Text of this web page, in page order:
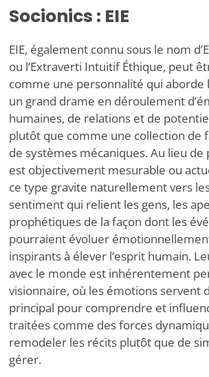
Socionics : EIE
EIE, également connu sous le nom
ou l’Extraverti Intuitif Éthique, peut
comme une personnalité qui aborde
un grand drame en déroulement
humaines, de relations et de
plutôt que comme une collection de
de systèmes mécaniques. Au lieu de
est objectivement mesurable ou
ce type gravite naturellement vers
sentiment qui relient les gens, les
prophétiques de la façon dont les
pourraient évoluer
inspirants à élever l’esprit humain.
avec le monde est inhérentement
visionnaire, où les émotions servent
principal pour comprendre et
traitées comme des forces
remodeler les récits plutôt que de
gérer.